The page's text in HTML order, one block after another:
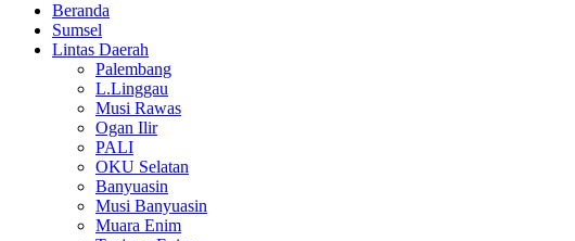
Beranda
Sumsel
Lintas Daerah
Palembang
L.Linggau
Musi Rawas
Ogan Ilir
PALI
OKU Selatan
Banyuasin
Musi Banyuasin
Muara Enim